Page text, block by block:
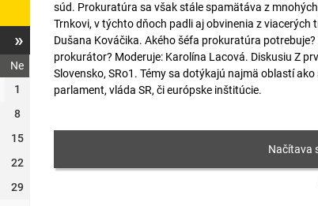
súd. Prokuratúra sa však stále spamätáva z
Trnkovi, v týchto dňoch padli aj obvinenia z
Dušana Kováčika. Akého šéfa prokuratúra
prokurátor? Moderuje: Karolína Lacová. Diskusiu Z
Slovensko, SRo1. Témy sa dotýkajú najmä oblastí
parlament, vláda SR, či európske inštitúcie.
»
Ne
1
8
15
22
29